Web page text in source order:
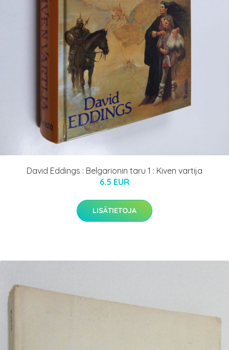
David Eddings : Belgarionin taru 1 : Kiven vartija
6.5 EUR
LISÄTIETOJA